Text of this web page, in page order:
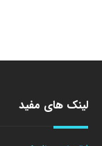
لینک های مفید